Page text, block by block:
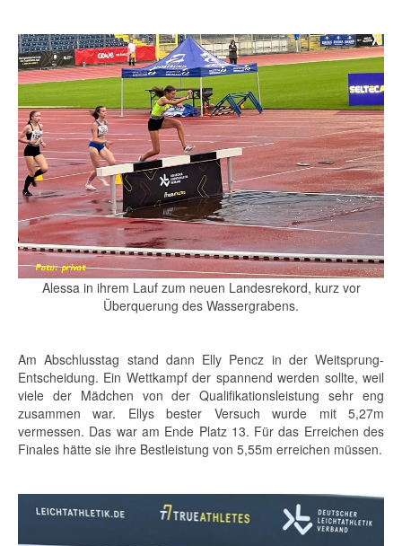
Alessa in ihrem Lauf zum neuen Landesrekord, kurz vor
Überquerung des Wassergrabens.
Am Abschlusstag stand dann Elly Pencz in der Weitsprung-
Entscheidung. Ein Wettkampf der spannend werden sollte, weil
viele der Mädchen von der Qualifikationsleistung sehr eng
zusammen war. Ellys bester Versuch wurde mit 5,27m
vermessen. Das war am Ende Platz 13. Für das Erreichen des
Finales hätte sie ihre Bestleistung von 5,55m erreichen müssen.